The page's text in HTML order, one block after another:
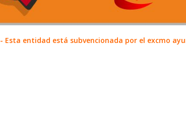
- Esta entidad está subvencionada por el excmo